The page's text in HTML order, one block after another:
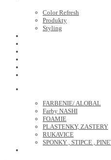
Color Refresh
Produkty
Styling
FARBENIE/ ALOBAL
Farby NASHI
FOAMIE
PLASTENKY, ZASTERY
RUKAVICE
SPONKY , STIPCE ,